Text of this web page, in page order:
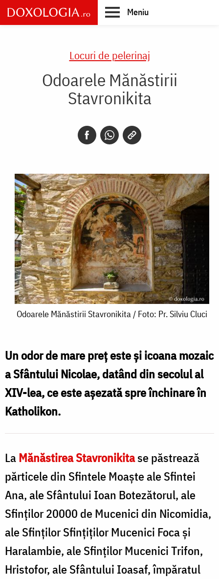
Skip
to
main
Meniu
Locuri de pelerinaj
Odoarele Mănăstirii
Stavronikita
Odoarele
/
Foto:
Pr.
Silviu
Cluci
Odoarele Mănăstirii Stavronikita / Foto: Pr. Silviu Cluci
Un odor de mare preț este și icoana mozaic
a Sfântului Nicolae, datând din secolul al
XIV-lea, ce este așezată spre închinare în
Katholikon.
LaMănăstirea Stavronikitase păstrează
părticele din Sfintele Moaşte ale Sfintei
Ana, ale Sfântului Ioan Botezătorul, ale
Sfinţilor 20000 de Mucenici din Nicomidia,
ale Sfinţilor Sfinţiţilor Mucenici Foca şi
Haralambie, ale Sfinţilor Mucenici Trifon,
Hristofor, ale Sfântului Ioasaf, împăratul